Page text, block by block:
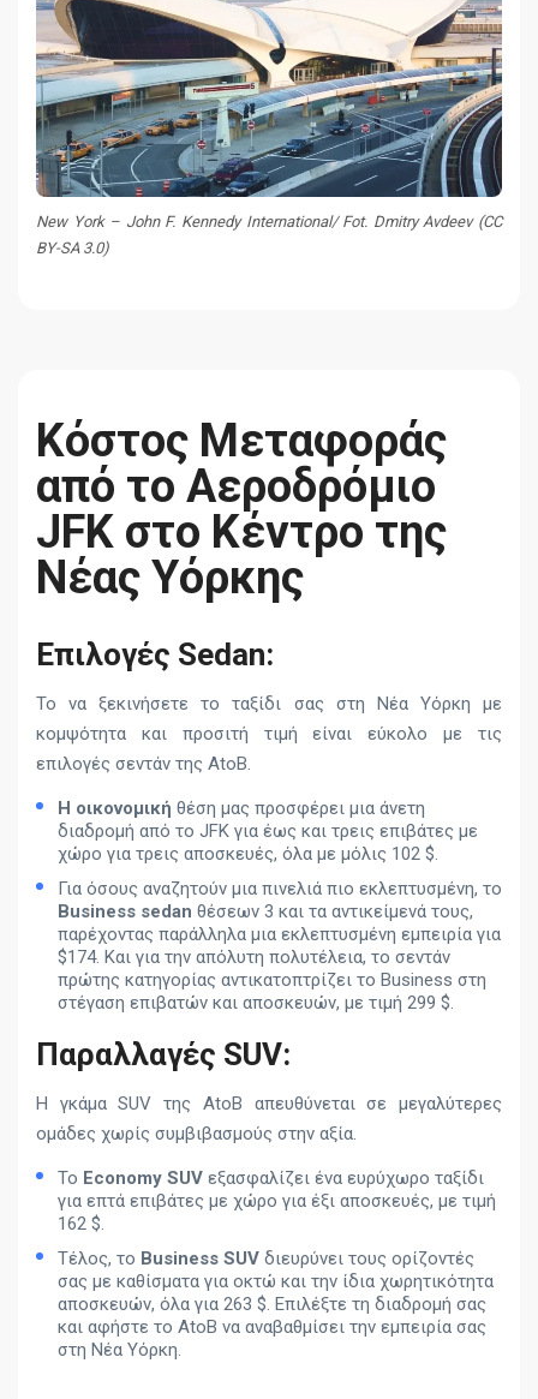
New York – John F. Kennedy International/ Fot. Dmitry Avdeev (CC
BY-SA 3.0)
Κόστος Μεταφοράς
από το Αεροδρόμιο
JFK στο Κέντρο της
Νέας Υόρκης
Επιλογές Sedan:
Το να ξεκινήσετε το ταξίδι σας στη Νέα Υόρκη με
κομψότητα και προσιτή τιμή είναι εύκολο με τις
επιλογές σεντάν της AtoB.
Η οικονομική θέση μας προσφέρει μια άνετη
διαδρομή από το JFK για έως και τρεις επιβάτες με
χώρο για τρεις αποσκευές, όλα με μόλις 102 $.
Για όσους αναζητούν μια πινελιά πιο εκλεπτυσμένη, το
Business sedan θέσεων 3 και τα αντικείμενά τους,
παρέχοντας παράλληλα μια εκλεπτυσμένη εμπειρία για
$174. Και για την απόλυτη πολυτέλεια, το σεντάν
πρώτης κατηγορίας αντικατοπτρίζει το Business στη
στέγαση επιβατών και αποσκευών, με τιμή 299 $.
Παραλλαγές SUV:
Η γκάμα SUV της AtoB απευθύνεται σε μεγαλύτερες
ομάδες χωρίς συμβιβασμούς στην αξία.
Το Economy SUV εξασφαλίζει ένα ευρύχωρο ταξίδι
για επτά επιβάτες με χώρο για έξι αποσκευές, με τιμή
162 $.
Τέλος, το Business SUV διευρύνει τους ορίζοντές
σας με καθίσματα για οκτώ και την ίδια χωρητικότητα
αποσκευών, όλα για 263 $. Επιλέξτε τη διαδρομή σας
και αφήστε το AtoB να αναβαθμίσει την εμπειρία σας
στη Νέα Υόρκη.